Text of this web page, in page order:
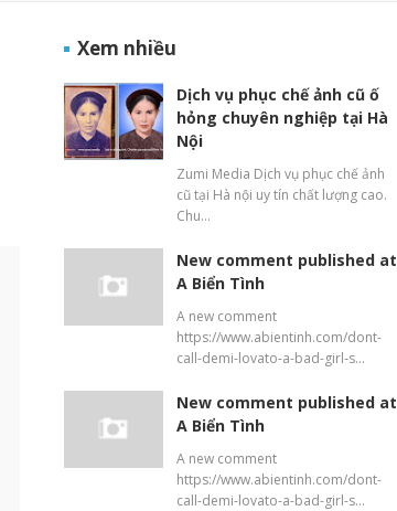
Xem nhiều
Dịch vụ phục chế ảnh cũ ố
hỏng chuyên nghiệp tại Hà
Nội
Zumi Media Dịch vụ phục chế ảnh
cũ tại Hà nội uy tín chất lượng cao.
Chu…
New comment published at
A Biển Tình
A new comment
https://www.abientinh.com/dont-
call-demi-lovato-a-bad-girl-s…
New comment published at
A Biển Tình
A new comment
https://www.abientinh.com/dont-
call-demi-lovato-a-bad-girl-s…